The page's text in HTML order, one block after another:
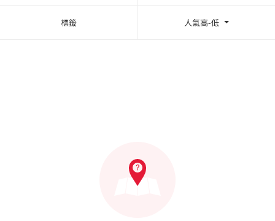
標籤 人氣高-低